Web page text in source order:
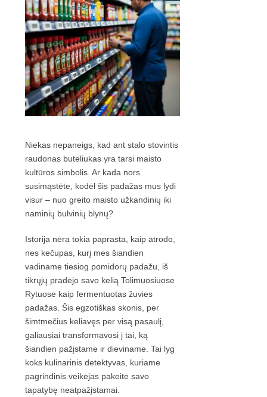
Niekas nepaneigs, kad ant stalo stovintis
raudonas buteliukas yra tarsi maisto
kultūros simbolis. Ar kada nors
susimąstėte, kodėl šis padažas mus lydi
visur – nuo greito maisto užkandinių iki
naminių bulvinių blynų?
Istorija nėra tokia paprasta, kaip atrodo,
nes kečupas, kurį mes šiandien
vadiname tiesiog pomidorų padažu, iš
tikrųjų pradėjo savo kelią Tolimuosiuose
Rytuose kaip fermentuotas žuvies
padažas. Šis egzotiškas skonis, per
šimtmečius keliavęs per visą pasaulį,
galiausiai transformavosi į tai, ką
šiandien pažįstame ir dieviname. Tai lyg
koks kulinarinis detektyvas, kuriame
pagrindinis veikėjas pakeitė savo
tapatybę neatpažįstamai.